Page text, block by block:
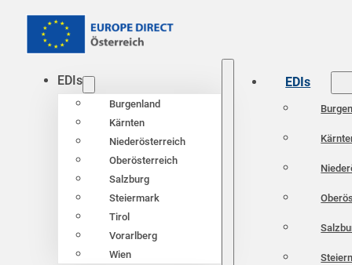
EDIs
Burgenland
Kärnten
Niederösterreich
Oberösterreich
Salzburg
Steiermark
Tirol
Vorarlberg
Wien
EDIs